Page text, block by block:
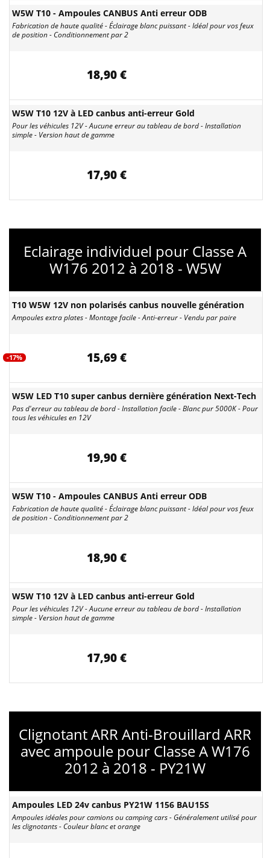
W5W T10 - Ampoules CANBUS Anti erreur ODB
Fabrication de haute qualité - Éclairage blanc puissant - Idéal pour vos feux
de position - Conditionnement par 2
18,90 €
W5W T10 12V à LED canbus anti-erreur Gold
Pour les véhicules 12V - Aucune erreur au tableau de bord - Installation
simple - Version haut de gamme
17,90 €
Eclairage individuel pour Classe A
W176 2012 à 2018 - W5W
T10 W5W 12V non polarisés canbus nouvelle génération
Ampoules extra plates - Montage facile - Anti-erreur - Vendu par paire
-17% 15,69 €
W5W LED T10 super canbus dernière génération Next-Tech
Pas d'erreur au tableau de bord - Installation facile - Blanc pur 5000K - Pour
tous les véhicules en 12V
19,90 €
W5W T10 - Ampoules CANBUS Anti erreur ODB
Fabrication de haute qualité - Éclairage blanc puissant - Idéal pour vos feux
de position - Conditionnement par 2
18,90 €
W5W T10 12V à LED canbus anti-erreur Gold
Pour les véhicules 12V - Aucune erreur au tableau de bord - Installation
simple - Version haut de gamme
17,90 €
Clignotant ARR Anti-Brouillard ARR
avec ampoule pour Classe A W176
2012 à 2018 - PY21W
Ampoules LED 24v canbus PY21W 1156 BAU15S
Ampoules idéales pour camions ou camping cars - Généralement utilisé pour
les clignotants - Couleur blanc et orange